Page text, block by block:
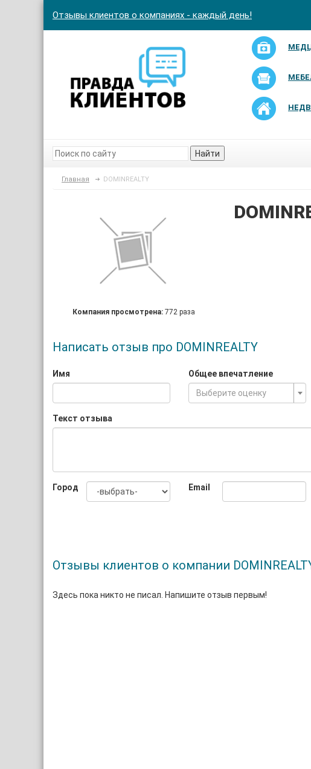
Отзывы клиентов о компаниях - каждый день!
Найти
Главная DOMINREALTY
Компания просмотрена:772 раза
Написать отзыв про DOMINREALTY
Имя
Общее впечатление
Выберите оценку
Текст отзыва
Город Email
Отзывы клиентов о компании
Здесь пока никто не писал. Напишите отзыв первым!